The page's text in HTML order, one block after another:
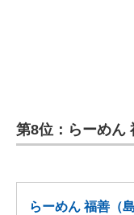
第8位：らーめん
らーめん 福善（島